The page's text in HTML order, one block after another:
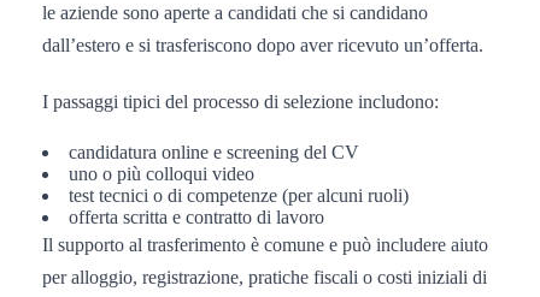
le aziende sono aperte a candidati che si candidano
dall’estero e si trasferiscono dopo aver ricevuto un’offerta.
I passaggi tipici del processo di selezione includono:
candidatura online e screening del CV
uno o più colloqui video
test tecnici o di competenze (per alcuni ruoli)
offerta scritta e contratto di lavoro
Il supporto al trasferimento è comune e può includere aiuto
per alloggio, registrazione, pratiche fiscali o costi iniziali di